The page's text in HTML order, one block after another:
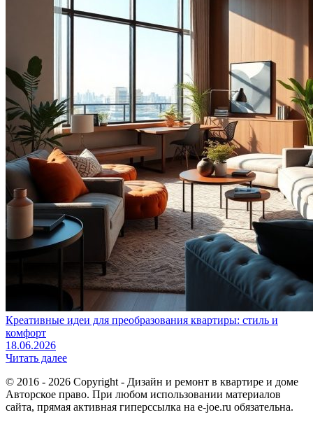
Креативные идеи для преобразования квартиры: стиль и
комфорт
18.06.2026
Читать далее
© 2016 - 2026 Copyright - Дизайн и ремонт в квартире и доме
Авторское право. При любом использовании материалов
сайта, прямая активная гиперссылка на e-joe.ru обязательна.